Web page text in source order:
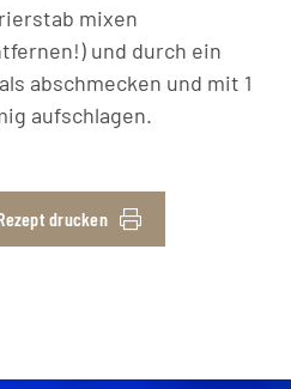
mixen
und durch ein
abschmecken und mit 1
aufschlagen.
drucken